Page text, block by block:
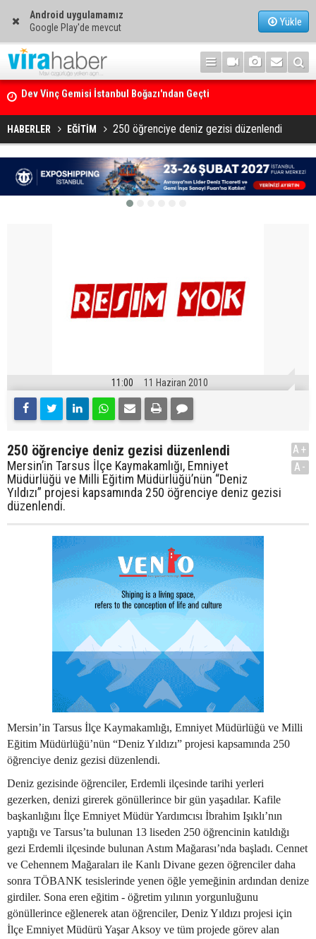
Android uygulamamız
Google Play'de mevcut
Yükle
Ege Denizi’nin En Büyük Mercan Ormanı
HABERLER EĞİTİM 250 öğrenciye deniz gezisi düzenlendi
11:00 11 Haziran 2010
250 öğrenciye deniz gezisi düzenlendi
Mersin’in Tarsus İlçe Kaymakamlığı, Emniyet
Müdürlüğü ve Milli Eğitim Müdürlüğü’nün “Deniz
Yıldızı” projesi kapsamında 250 öğrenciye deniz gezisi
düzenlendi.
A+
A-
Mersin’in Tarsus İlçe Kaymakamlığı, Emniyet Müdürlüğü ve Milli
Eğitim Müdürlüğü’nün “Deniz Yıldızı” projesi kapsamında 250
öğrenciye deniz gezisi düzenlendi.
Deniz gezisinde öğrenciler, Erdemli ilçesinde tarihi yerleri
gezerken, denizi girerek gönüllerince bir gün yaşadılar. Kafile
başkanlığını İlçe Emniyet Müdür Yardımcısı İbrahim Işıklı’nın
yaptığı ve Tarsus’ta bulunan 13 liseden 250 öğrencinin katıldığı
gezi Erdemli ilçesinde bulunan Astım Mağarası’nda başladı. Cennet
ve Cehennem Mağaraları ile Kanlı Divane gezen öğrenciler daha
sonra TÖBANK tesislerinde yenen öğle yemeğinin ardından denize
girdiler. Sona eren eğitim - öğretim yılının yorgunluğunu
gönüllerince eğlenerek atan öğrenciler, Deniz Yıldızı projesi için
İlçe Emniyet Müdürü Yaşar Aksoy ve tüm projede görev alan